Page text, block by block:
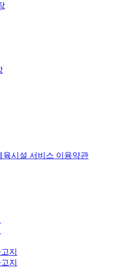
육시설 서비스 이용약관
지
지